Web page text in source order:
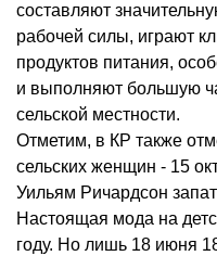
составляют
рабочей силы, играют
продуктов питания,
и выполняют большую
сельской местности.
Отметим, в КР также
сельских женщин - 15
Уильям Ричардсон
Настоящая мода на
году. Но лишь 18 июня